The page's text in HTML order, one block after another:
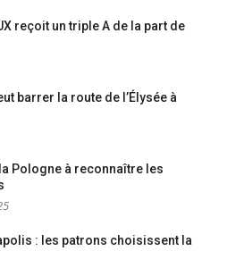
reçoit un triple A de la part de
barrer la route de l’Élysée à
la Pologne à reconnaître les
: les patrons choisissent la